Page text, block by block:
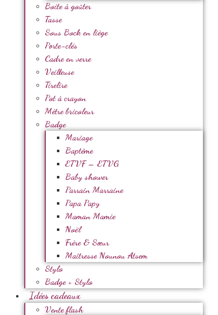
Boite à goûter
Tasse
Sous Bock en liège
Porte-clés
Cadre en verre
Veilleuse
Tirelire
Pot à crayon
Mètre bricoleur
Badge
Mariage
Baptême
ETVF – ETVG
Baby shower
Parrain Marraine
Papa Papy
Maman Mamie
Noël
Frère & Sœur
Maîtresse Nounou Atsem
Stylo
Badge + Stylo
Idées cadeaux
Vente flash